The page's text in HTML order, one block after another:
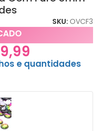
SKU: OVCF3
e quantidades